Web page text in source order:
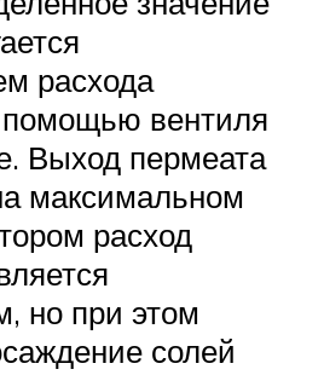
расхода
помощью вентиля
Выход пермеата
максимальном
расход
но при этом
солей